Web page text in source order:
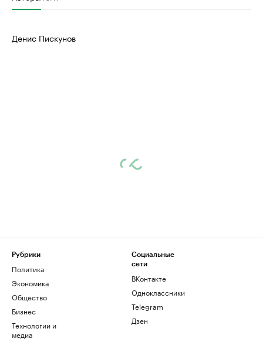
Денис Пискунов
Рубрики
Политика
Экономика
Общество
Бизнес
Технологии и
медиа
Социальные
сети
ВКонтакте
Одноклассники
Telegram
Дзен